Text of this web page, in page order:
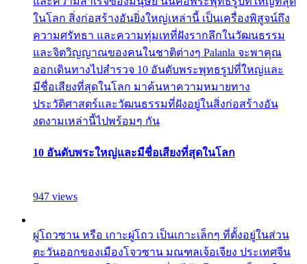
ในโลก สิ่งก่อสร้างอันยิ่งใหญ่เหล่านี้ เป็นเครื่องพิสูจน์ถึง
ความศรัทธา และความทุ่มเทที่ฝังรากลึกในวัฒนธรรม
และจิตวิญญาณของคนในชาติต่างๆ Palanla จะพาคุณ
ออกเดินทางไปสำรวจ 10 อันดับพระพุทธรูปที่ใหญ่และ
มีชื่อเสียงที่สุดในโลก มาค้นหาความหมายทาง
ประวัติศาสตร์และวัฒนธรรมที่ฝังอยู่ในสิ่งก่อสร้างอัน
งดงามเหล่านี้ไปพร้อมๆ กัน
10 อันดับพระใหญ่และมีชื่อเสียงที่สุดในโลก
947 views
ผู่โถวซาน หรือ เกาะผู่โถว เป็นเกาะเล็กๆ ที่ตั้งอยู่ในส่วน
ตะวันออกของเมืองโจวซาน มณฑลเจ้อเจียง ประเทศจีน